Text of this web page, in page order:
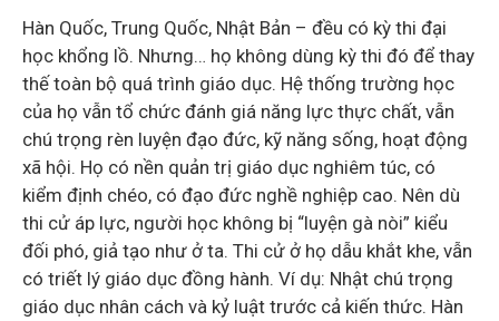
Hàn Quốc, Trung Quốc, Nhật Bản – đều có kỳ thi đại
học khổng lồ. Nhưng… họ không dùng kỳ thi đó để thay
thế toàn bộ quá trình giáo dục. Hệ thống trường học
của họ vẫn tổ chức đánh giá năng lực thực chất, vẫn
chú trọng rèn luyện đạo đức, kỹ năng sống, hoạt động
xã hội. Họ có nền quản trị giáo dục nghiêm túc, có
kiểm định chéo, có đạo đức nghề nghiệp cao. Nên dù
thi cử áp lực, người học không bị “luyện gà nòi” kiểu
đối phó, giả tạo như ở ta. Thi cử ở họ dẫu khắt khe, vẫn
có triết lý giáo dục đồng hành. Ví dụ: Nhật chú trọng
giáo dục nhân cách và kỷ luật trước cả kiến thức. Hàn